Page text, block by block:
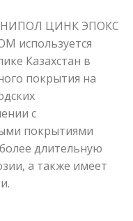
НИПОЛ ЦИНК ЭПОКС
используется
Казахстан в
покрытия на
с
покрытиями
длительную
а также имеет